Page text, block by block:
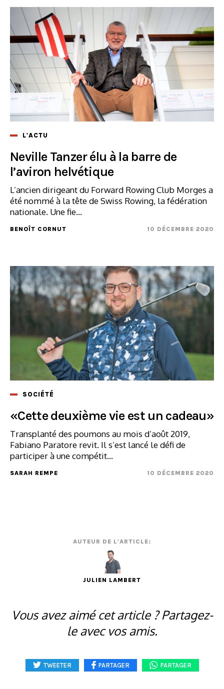
L'ACTU
Neville Tanzer élu à la barre de
l’aviron helvétique
L’ancien dirigeant du Forward Rowing Club Morges a
été nommé à la tête de Swiss Rowing, la fédération
nationale. Une fie...
BENOÎT CORNUT 10 DÉCEMBRE 2020
SOCIÉTÉ
«Cette deuxième vie est un cadeau»
Transplanté des poumons au mois d’août 2019,
Fabiano Paratore revit. Il s’est lancé le défi de
participer à une compétit...
SARAH REMPE 10 DÉCEMBRE 2020
AUTEUR DE L'ARTICLE:
JULIEN LAMBERT
Vous avez aimé cet article ? Partagez-
le avec vos amis.
TWEETER PARTAGER PARTAGER